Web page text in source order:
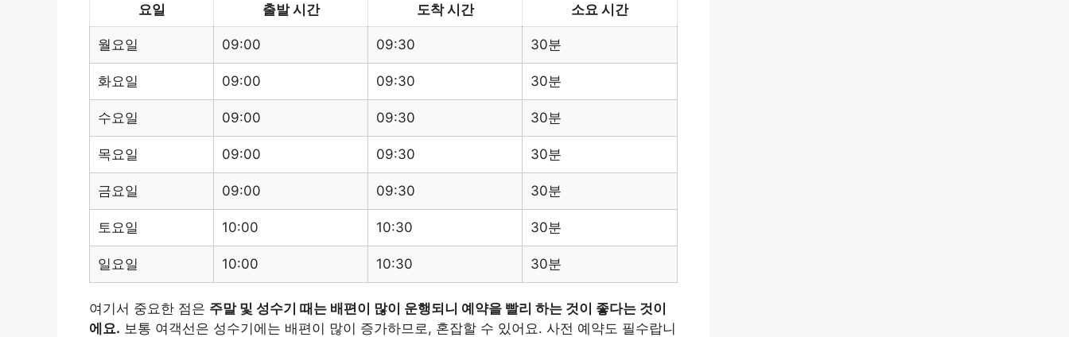
요일 출발 시간 도착 시간 소요 시간
월요일 09:00 09:30 30분
화요일 09:00 09:30 30분
수요일 09:00 09:30 30분
목요일 09:00 09:30 30분
금요일 09:00 09:30 30분
토요일 10:00 10:30 30분
일요일 10:00 10:30 30분
여기서 중요한 점은 주말 및 성수기 때는 배편이 많이 운행되니 예약을 빨리 하는 것이 좋다는 것이
에요. 보통 여객선은 성수기에는 배편이 많이 증가하므로, 혼잡할 수 있어요. 사전 예약도 필수랍니